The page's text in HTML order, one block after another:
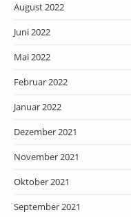
August 2022
Juni 2022
Mai 2022
Februar 2022
Januar 2022
Dezember 2021
November 2021
Oktober 2021
September 2021